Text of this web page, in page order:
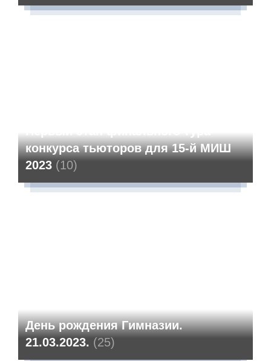
конкурса тьюторов для 15-й МИШ
2023 (10)
День рождения Гимназии.
21.03.2023. (25)